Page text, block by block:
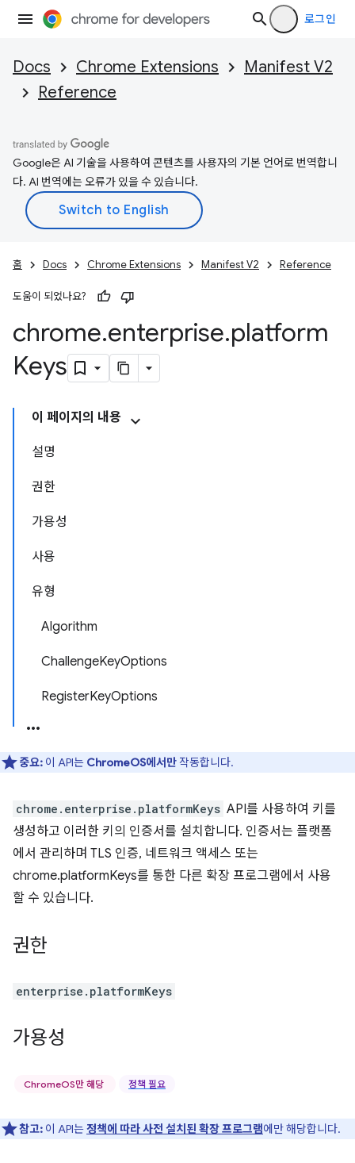
로그인
Docs Chrome Extensions
Manifest V2
Reference
Google은 AI 기술을 사용하여 콘텐츠를 사용자의 기본 언어로 번역합니
다. AI 번역에는 오류가 있을 수 있습니다.
홈 Docs Chrome Extensions Manifest V2 Reference
도움이 되었나요?
chrome.enterprise.platform
Keys
이 페이지의 내용
설명
권한
가용성
사용
유형
Algorithm
ChallengeKeyOptions
RegisterKeyOptions
중요: 이 API는 ChromeOS에서만작동합니다.
chrome.enterprise.platformKeys API를 사용하여 키를
생성하고 이러한 키의 인증서를 설치합니다. 인증서는 플랫폼
에서 관리하며 TLS 인증, 네트워크 액세스 또는
chrome.platformKeys를 통한 다른 확장 프로그램에서 사용
할 수 있습니다.
권한
enterprise.platformKeys
가용성
ChromeOS만 해당 정책 필요
참고: 이 API는정책에 따라 사전 설치된 확장 프로그램에만 해당합니다.